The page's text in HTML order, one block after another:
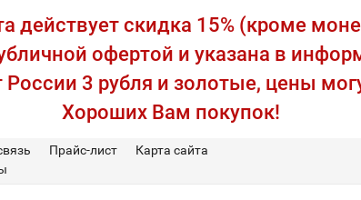
действует скидка 15% (кроме
офертой и указана в
3 рубля и золотые, цены
Хороших Вам покупок!
Прайс-лист
Карта сайта